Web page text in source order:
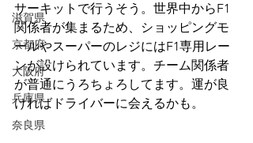
滋賀県
京都府
大阪府
兵庫県
奈良県
サーキットで行うそう。世界中からF1
関係者が集まるため、ショッピングモ
ールやスーパーのレジにはF1専用レー
ンが設けられています。チーム関係者
が普通にうろちょろしてます。運が良
ければドライバーに会えるかも。